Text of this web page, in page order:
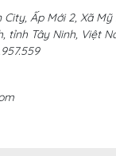
Ấp Mới 2, Xã
tỉnh Tây Ninh, Việt